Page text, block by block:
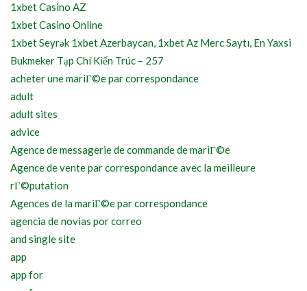
1xbet Casino AZ
1xbet Casino Online
1xbet Seyrək 1xbet Azerbaycan, 1xbet Az Merc Saytı, En Yaxsi
Bukmeker Tạp Chí Kiến Trúc – 257
acheter une mariГ©e par correspondance
adult
adult sites
advice
Agence de messagerie de commande de mariГ©e
Agence de vente par correspondance avec la meilleure
rГ©putation
Agences de la mariГ©e par correspondance
agencia de novias por correo
and single site
app
app for